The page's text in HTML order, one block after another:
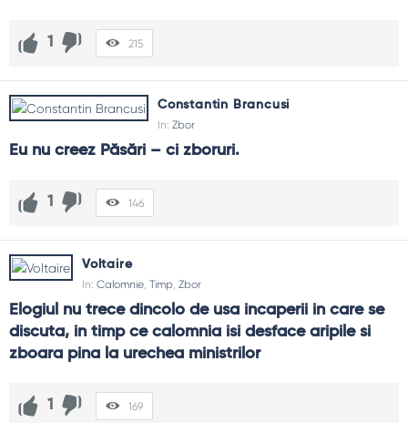
1 215
Constantin Brancusi
In: Zbor
Eu nu creez Păsări – ci zboruri.
1 146
Voltaire
In: Calomnie, Timp, Zbor
Elogiul nu trece dincolo de usa incaperii in care se
discuta, in timp ce calomnia isi desface aripile si
zboara pina la urechea ministrilor
1 169